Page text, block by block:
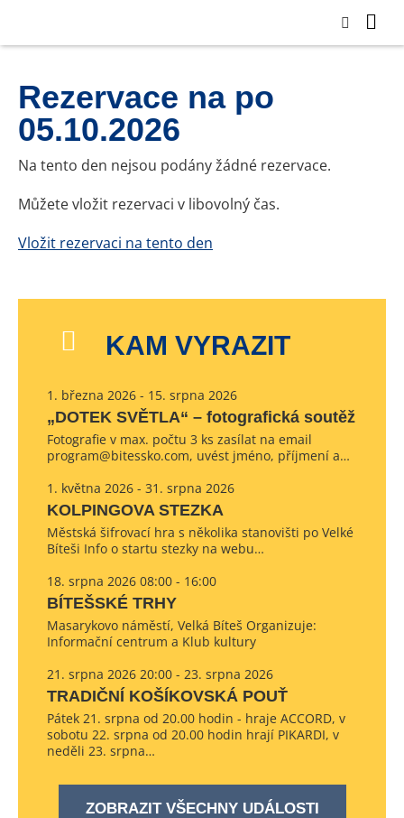
Rezervace na po
05.10.2026
Na tento den nejsou podány žádné rezervace.
Můžete vložit rezervaci v libovolný čas.
Vložit rezervaci na tento den
KAM VYRAZIT
1. března 2026 - 15. srpna 2026
„DOTEK SVĚTLA“ – fotografická soutěž
Fotografie v max. počtu 3 ks zasílat na email
program@bitessko.com, uvést jméno, příjmení a…
1. května 2026 - 31. srpna 2026
KOLPINGOVA STEZKA
Městská šifrovací hra s několika stanovišti po Velké
Bíteši Info o startu stezky na webu…
18. srpna 2026 08:00 - 16:00
BÍTEŠSKÉ TRHY
Masarykovo náměstí, Velká Bíteš Organizuje:
Informační centrum a Klub kultury
21. srpna 2026 20:00 - 23. srpna 2026
TRADIČNÍ KOŠÍKOVSKÁ POUŤ
Pátek 21. srpna od 20.00 hodin - hraje ACCORD, v
sobotu 22. srpna od 20.00 hodin hrají PIKARDI, v
neděli 23. srpna…
ZOBRAZIT VŠECHNY UDÁLOSTI